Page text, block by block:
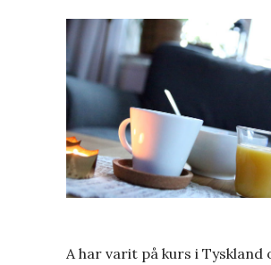
A har varit på kurs i Tyskland